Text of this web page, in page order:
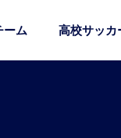
ーム 高校サッカ